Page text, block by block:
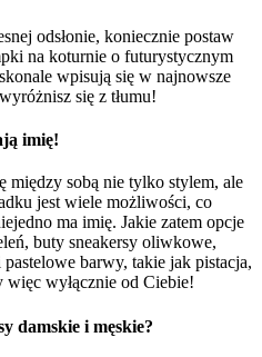
odsłonie, koniecznie postaw
na koturnie o futurystycznym
wpisują się w najnowsze
się z tłumu!
imię!
między sobą nie tylko stylem, ale
jest wiele możliwości, co
ma imię. Jakie zatem opcje
buty sneakersy oliwkowe,
barwy, takie jak pistacja,
więc wyłącznie od Ciebie!
damskie i męskie?